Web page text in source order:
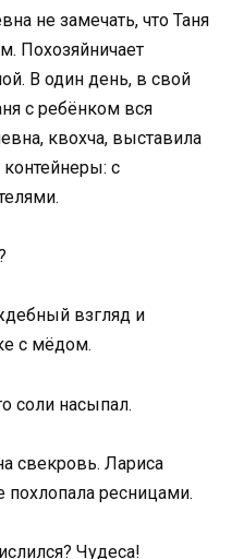
не замечать, что Таня
Похозяйничает
В один день, в свой
с ребёнком вся
квохча, выставила
с
взгляд и
с мёдом.
соли насыпал.
свекровь. Лариса
ресницами.
Чудеса!